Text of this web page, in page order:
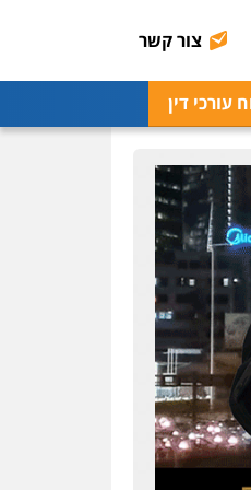
צור קשר
עורכי דין
מגוגל
שליליים
גיבוי
מקצועיים
חדשה
מין
לעורכי
עו"ס,